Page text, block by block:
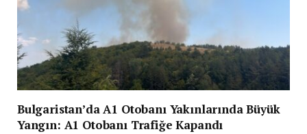
Bulgaristan’da A1 Otobanı Yakınlarında Büyük
Yangın: A1 Otobanı Trafiğe Kapandı